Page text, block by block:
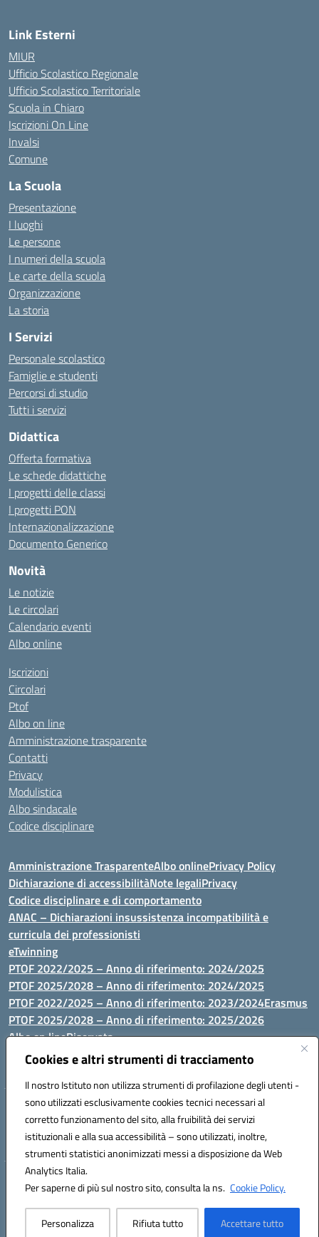
Cookies e altri strumenti di tracciamento
Il nostro Istituto non utilizza strumenti di profilazione degli utenti -
sono utilizzati esclusivamente cookies tecnici necessari al
corretto funzionamento del sito, alla fruibilità dei servizi
istituzionali e alla sua accessibilità – sono utilizzati, inoltre,
strumenti statistici anonimizzati messi a disposizione da Web
Analytics Italia.
Per saperne di più sul nostro sito, consulta la ns. Cookie Policy.
Personalizza Rifiuta tutto Accettare tutto
Link Esterni
MIUR
Ufficio Scolastico Regionale
Ufficio Scolastico Territoriale
Scuola in Chiaro
Iscrizioni On Line
Invalsi
Comune
La Scuola
Presentazione
I luoghi
Le persone
I numeri della scuola
Le carte della scuola
Organizzazione
La storia
I Servizi
Personale scolastico
Famiglie e studenti
Percorsi di studio
Tutti i servizi
Didattica
Offerta formativa
Le schede didattiche
I progetti delle classi
I progetti PON
Internazionalizzazione
Documento Generico
Novità
Le notizie
Le circolari
Calendario eventi
Albo online
Iscrizioni
Circolari
Ptof
Albo on line
Amministrazione trasparente
Contatti
Privacy
Modulistica
Albo sindacale
Codice disciplinare
Amministrazione TrasparenteAlbo onlinePrivacy Policy
Dichiarazione di accessibilitàNote legaliPrivacy
Codice disciplinare e di comportamento
ANAC – Dichiarazioni insussistenza incompatibilità e
curricula dei professionisti
eTwinning
PTOF 2022/2025 – Anno di riferimento: 2024/2025
PTOF 2025/2028 – Anno di riferimento: 2024/2025
PTOF 2022/2025 – Anno di riferimento: 2023/2024Erasmus
PTOF 2025/2028 – Anno di riferimento: 2025/2026
Albo on lineRiservata
P.N. Dotazione di attrezzature per le palestre
Via Luna e Sole, 44 07100, Sassari - Tel 079293287 - Fax 0793764116
- Mail: ssvc010009@istruzione.it - PEC: ssvc010009@pec.istruzione.it
- C.F. / P.IVA Convitto 80000150906 - C.F. Scuole 92073300904
Hosting & Powered by 3D Solution S.r.l.
Concept & Design by Designers Italia